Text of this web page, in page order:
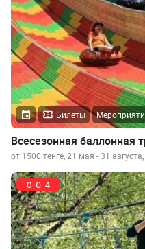
Билеты
Всесезонная баллонная
от 1500 тенге, 21 мая - 31